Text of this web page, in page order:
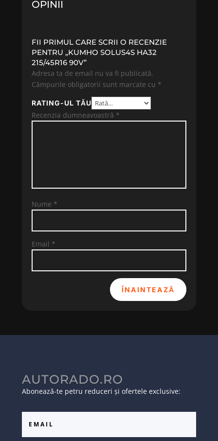
OPINII
FII PRIMUL CARE SCRII O RECENZIE
PENTRU „KUMHO SOLUS4S HA32
215/45R16 90V”
Adresa ta de email nu va fi publicată.
Câmpurile obligatorii sunt marcate cu *
RATING-UL TĂU
Recenzia dumneavoastră *
Nume *
Email *
ÎNAINTEAZĂ
AUTORADO.RO
Abonează-te petru reduceri și ofertele exclusive: